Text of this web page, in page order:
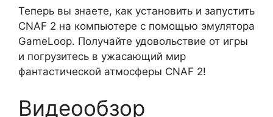
Теперь вы знаете, как установить и запустить
CNAF 2 на компьютере с помощью эмулятора
GameLoop. Получайте удовольствие от игры
и погрузитесь в ужасающий мир
фантастической атмосферы CNAF 2!
Видеообзор